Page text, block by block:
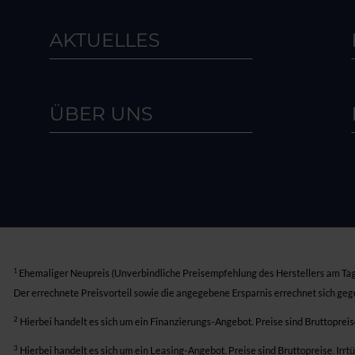
AKTUELLES
ÜBER UNS
1
Ehemaliger Neupreis (Unverbindliche Preisempfehlung des Herstellers am
Der errechnete Preisvorteil sowie die angegebene Ersparnis errechnet sich
2 Hierbei handelt es sich um ein Finanzierungs-Angebot. Preise sind
3 Hierbei handelt es sich um ein Leasing-Angebot. Preise sind Bruttopreise.